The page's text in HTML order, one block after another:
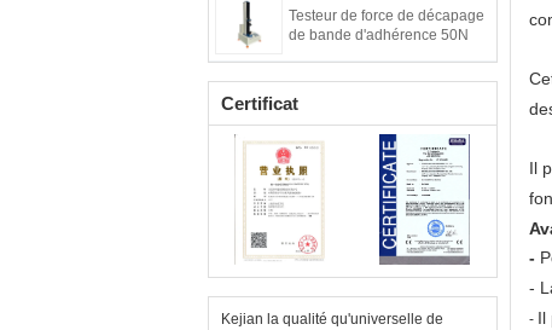
cisaillement adhésif
Testeur de force de décapage
de bande d'adhérence 50N
Certificat
Kejian la qualité qu'universelle de
Il
-
-
- Il